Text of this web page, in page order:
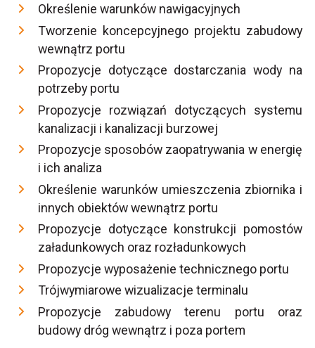
Określenie warunków nawigacyjnych
Tworzenie koncepcyjnego projektu zabudowy
wewnątrz portu
Propozycje dotyczące dostarczania wody na
potrzeby portu
Propozycje rozwiązań dotyczących systemu
kanalizacji i kanalizacji burzowej
Propozycje sposobów zaopatrywania w energię
i ich analiza
Określenie warunków umieszczenia zbiornika i
innych obiektów wewnątrz portu
Propozycje dotyczące konstrukcji pomostów
załadunkowych oraz rozładunkowych
Propozycje wyposażenie technicznego portu
Trójwymiarowe wizualizacje terminalu
Propozycje zabudowy terenu portu oraz
budowy dróg wewnątrz i poza portem